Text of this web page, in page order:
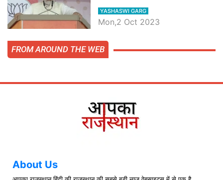
मोदी, जाने प्रधानमंत्री के भाषण की बड़ी
बातें, देखें वीडियो
YASHASWI GARG
Mon,2 Oct 2023
FROM AROUND THE WEB
About Us